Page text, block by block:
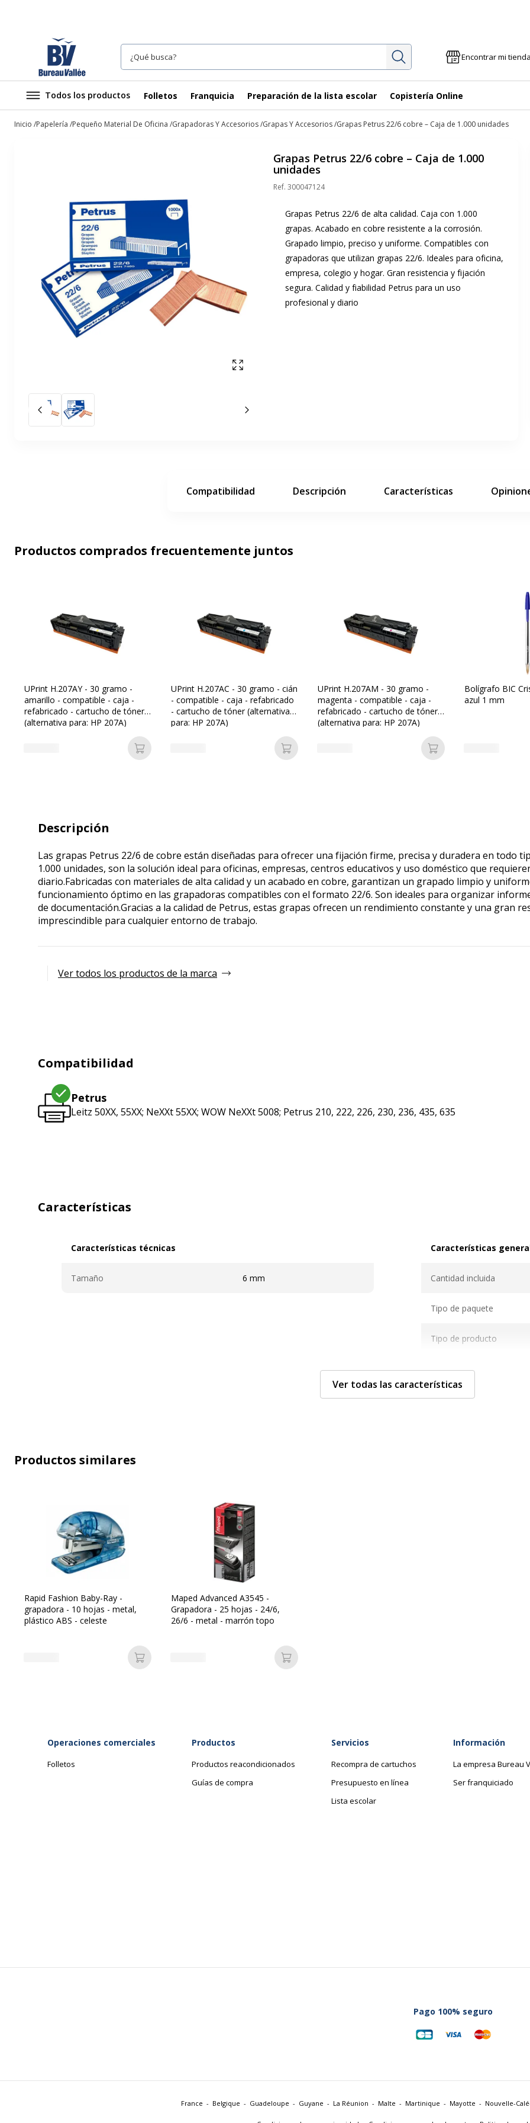
InvestigaciónEncontrar mi tienda
Todos los productos Folletos Franquicia Preparación de la lista escolar Copistería Online
Inicio Papelería Pequeño Material De Oficina Grapadoras Y Accesorios Grapas Y Accesorios Grapas Petrus 22/6 cobre – Caja de 1.000 unidades
Mostrar pantalla completa
Diapositiva anterior La siguiente diapositiva
Grapas Petrus 22/6 cobre – Caja de 1.000
unidades
Ref. 300047124
Grapas Petrus 22/6 de alta calidad. Caja con 1.000
grapas. Acabado en cobre resistente a la corrosión.
Grapado limpio, preciso y uniforme. Compatibles con
grapadoras que utilizan grapas 22/6. Ideales para oficina,
empresa, colegio y hogar. Gran resistencia y fijación
segura. Calidad y fiabilidad Petrus para un uso
profesional y diario
Compatibilidad Descripción Características
Productos comprados frecuentemente juntos
UPrint H.207AY - 30 gramo -
amarillo - compatible - caja -
refabricado - cartucho de tóner
(alternativa para: HP 207A)
Añadir a la cesta
UPrint H.207AC - 30 gramo - cián
- compatible - caja - refabricado
- cartucho de tóner (alternativa
para: HP 207A)
Añadir a la cesta
UPrint H.207AM - 30 gramo -
magenta - compatible - caja -
refabricado - cartucho de tóner
(alternativa para: HP 207A)
Añadir a la cesta
Bolígrafo BIC
azul 1 mm
Descripción
Las grapas Petrus 22/6 de cobre están diseñadas para ofrecer una fijación firme, precisa y duradera en todo
1.000 unidades, son la solución ideal para oficinas, empresas, centros educativos y uso doméstico que
diario.Fabricadas con materiales de alta calidad y un acabado en cobre, garantizan un grapado limpio y
funcionamiento óptimo en las grapadoras compatibles con el formato 22/6. Son ideales para organizar
de documentación.Gracias a la calidad de Petrus, estas grapas ofrecen un rendimiento constante y una gran
imprescindible para cualquier entorno de trabajo.
Ver todos los productos de la marca
Compatibilidad
Petrus
Leitz 50XX, 55XX; NeXXt 55XX; WOW NeXXt 5008; Petrus 210, 222, 226, 230, 236, 435, 635
Características
Características técnicas
Tamaño 6 mm
Características
Cantidad incluida
Tipo de paquete
Tipo de producto
Ver todas las características
Productos similares
Rapid Fashion Baby-Ray -
grapadora - 10 hojas - metal,
plástico ABS - celeste
Añadir a la cesta
Maped Advanced A3545 -
Grapadora - 25 hojas - 24/6,
26/6 - metal - marrón topo
Añadir a la cesta
Operaciones comerciales
Folletos
Productos
Productos reacondicionados
Guías de compra
Servicios
Recompra de cartuchos
Presupuesto en línea
Lista escolar
Información
La empresa Bureau
Ser franquiciado
Pago 100% seguro
France Belgique Guadeloupe Guyane La Réunion Malte Martinique Mayotte Nouvelle-